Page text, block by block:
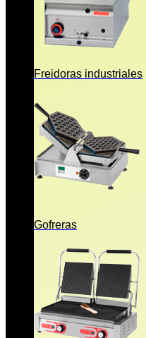
Freidoras industriales
Gofreras